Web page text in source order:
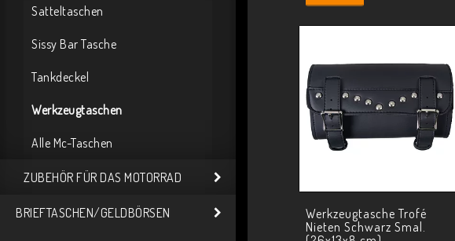
Satteltaschen
Sissy Bar Tasche
Tankdeckel
Werkzeugtaschen
Alle Mc-Taschen
ZUBEHÖR FÜR DAS MOTORRAD
BRIEFTASCHEN/GELDBÖRSEN
Werkzeugtasche Trofé
Nieten Schwarz Smal.